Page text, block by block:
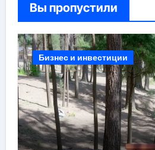
Вы пропустили
Бизнес и инвестиции